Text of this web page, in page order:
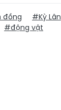
đồng #Kỳ Lân
#động vật